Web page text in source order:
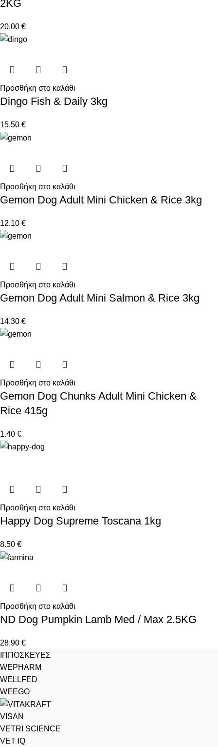
2KG
20.00 €
Προσθήκη στο καλάθι
Dingo Fish & Daily 3kg
15.50 €
Προσθήκη στο καλάθι
Gemon Dog Adult Mini Chicken & Rice 3kg
12.10 €
Προσθήκη στο καλάθι
Gemon Dog Adult Mini Salmon & Rice 3kg
14.30 €
Προσθήκη στο καλάθι
Gemon Dog Chunks Adult Mini Chicken &
Rice 415g
1.40 €
Προσθήκη στο καλάθι
Happy Dog Supreme Toscana 1kg
8.50 €
Προσθήκη στο καλάθι
ND Dog Pumpkin Lamb Med / Max 2.5KG
28.90 €
ΙΠΠΟΣΚΕΥΕΣ
WEPHARM
WELLFED
WEEGO
VISAN
VETRI SCIENCE
VET IQ